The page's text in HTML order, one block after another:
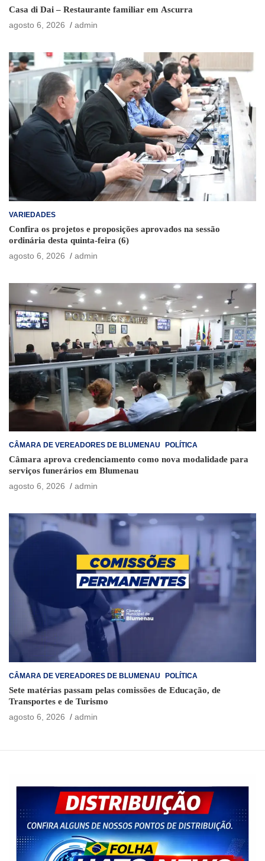
Casa di Dai – Restaurante familiar em Ascurra
agosto 6, 2026
admin
VARIEDADES
Confira os projetos e proposições aprovados na sessão
ordinária desta quinta-feira (6)
agosto 6, 2026
admin
CÂMARA DE VEREADORES DE BLUMENAU POLÍTICA
Câmara aprova credenciamento como nova modalidade para
serviços funerários em Blumenau
agosto 6, 2026
admin
CÂMARA DE VEREADORES DE BLUMENAU POLÍTICA
Sete matérias passam pelas comissões de Educação, de
Transportes e de Turismo
agosto 6, 2026
admin